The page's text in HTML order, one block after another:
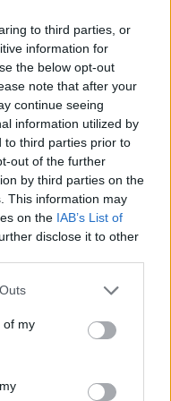
to third parties, or
information for
the below opt-out
note that after your
continue seeing
information utilized by
to third parties prior to
out of the further
by third parties on the
This information may
on the IAB’s List of
disclose it to other
one or more Google
You may click to
its third-party tags to
in below Google
of my
a latin ízekkel
Jordi
és Csáki
közreműködik a
együttes,
a
darab
Az
különleges
fiatal spanyol
Los Angeles,
és Olaszország
a